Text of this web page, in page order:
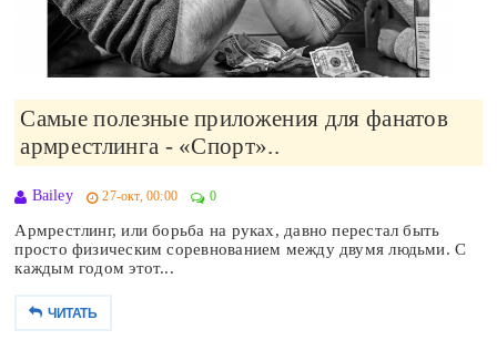
Самые полезные приложения для фанатов
армрестлинга - «Спорт»..
Bailey 27-окт, 00:00 0
Армрестлинг, или борьба на руках, давно перестал быть
просто физическим соревнованием между двумя людьми. С
каждым годом этот...
ЧИТАТЬ